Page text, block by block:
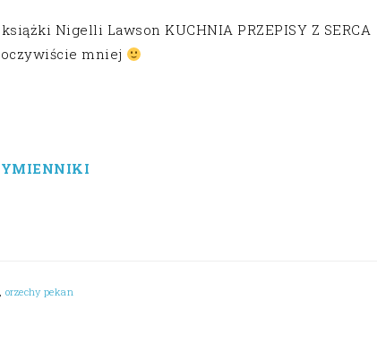
Nigelli Lawson KUCHNIA PRZEPISY Z SERCA
mniej
, orzechy pekan